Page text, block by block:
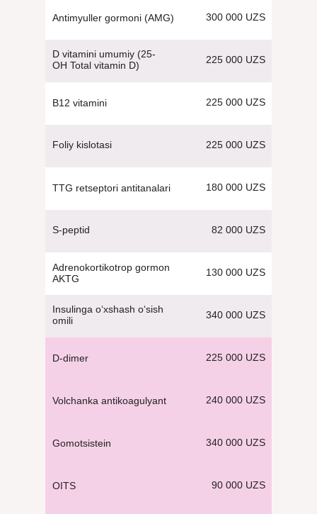
300 000 UZS
Antimyuller gormoni (AMG)
225 000 UZS
D vitamini umumiy (25-
OH Total vitamin D)
225 000 UZS
B12 vitamini
225 000 UZS
Foliy kislotasi
180 000 UZS
TTG retseptori antitanalari
82 000 UZS
S-peptid
130 000 UZS
Adrenokortikotrop gormon
AKTG
340 000 UZS
Insulinga o‘xshash o‘sish
omili
225 000 UZS
D-dimer
240 000 UZS
Volchanka antikoagulyant
340 000 UZS
Gomotsistein
90 000 UZS
OITS